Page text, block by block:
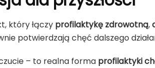
który łączy profilaktykę zdrowotną,
potwierdzają chęć dalszego
– to realna forma profilaktyki